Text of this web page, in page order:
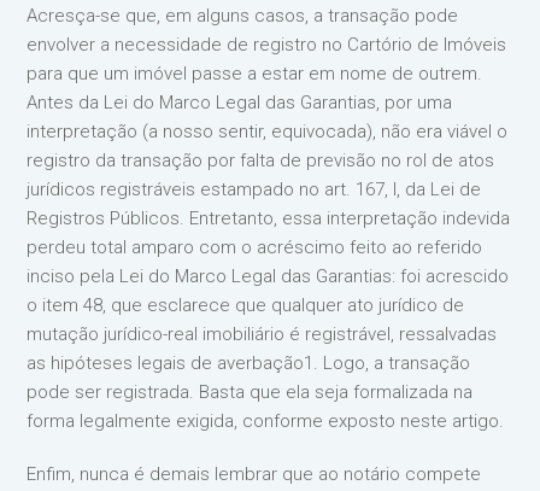
Acresça-se que, em alguns casos, a transação pode
envolver a necessidade de registro no Cartório de Imóveis
para que um imóvel passe a estar em nome de outrem.
Antes da Lei do Marco Legal das Garantias, por uma
interpretação (a nosso sentir, equivocada), não era viável o
registro da transação por falta de previsão no rol de atos
jurídicos registráveis estampado no art. 167, I, da Lei de
Registros Públicos. Entretanto, essa interpretação indevida
perdeu total amparo com o acréscimo feito ao referido
inciso pela Lei do Marco Legal das Garantias: foi acrescido
o item 48, que esclarece que qualquer ato jurídico de
mutação jurídico-real imobiliário é registrável, ressalvadas
as hipóteses legais de averbação1. Logo, a transação
pode ser registrada. Basta que ela seja formalizada na
forma legalmente exigida, conforme exposto neste artigo.
Enfim, nunca é demais lembrar que ao notário compete